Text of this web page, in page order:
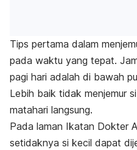
Tips pertama dalam
pada waktu yang tepat.
pagi hari adalah di bawah
Lebih baik tidak menjemur
matahari langsung.
Pada laman Ikatan Dokter
setidaknya si kecil dapat